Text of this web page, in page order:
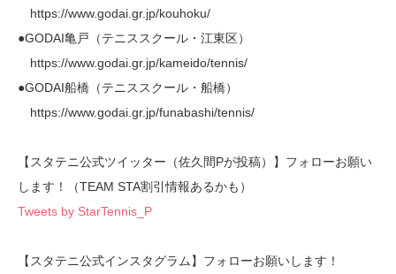
https://www.godai.gr.jp/kouhoku/
●GODAI亀戸（テニススクール・江東区）
https://www.godai.gr.jp/kameido/tennis/
●GODAI船橋（テニススクール・船橋）
https://www.godai.gr.jp/funabashi/tennis/
【スタテニ公式ツイッター（佐久間Pが投稿）】フォローお願い
します！（TEAM STA割引情報あるかも）
Tweets by StarTennis_P
【スタテニ公式インスタグラム】フォローお願いします！